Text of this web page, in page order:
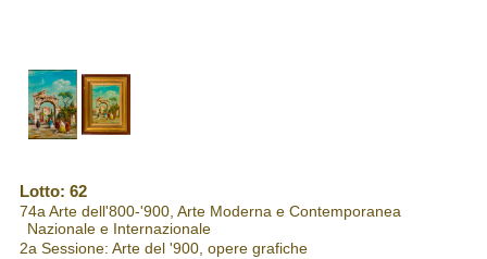
Lotto: 62
74a Arte dell'800-'900, Arte Moderna e Contemporanea
Nazionale e Internazionale
2a Sessione: Arte del '900, opere grafiche